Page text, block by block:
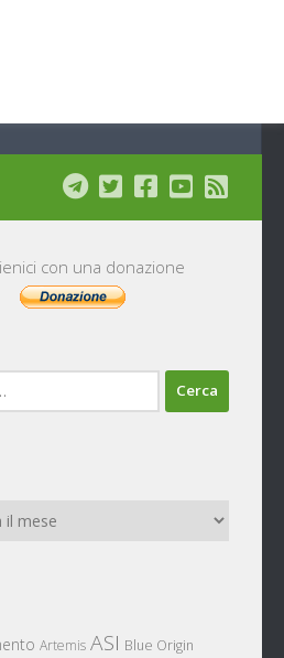
con una donazione
Artemis ASI Blue Origin